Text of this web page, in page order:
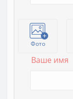
Фото
Ваше имя